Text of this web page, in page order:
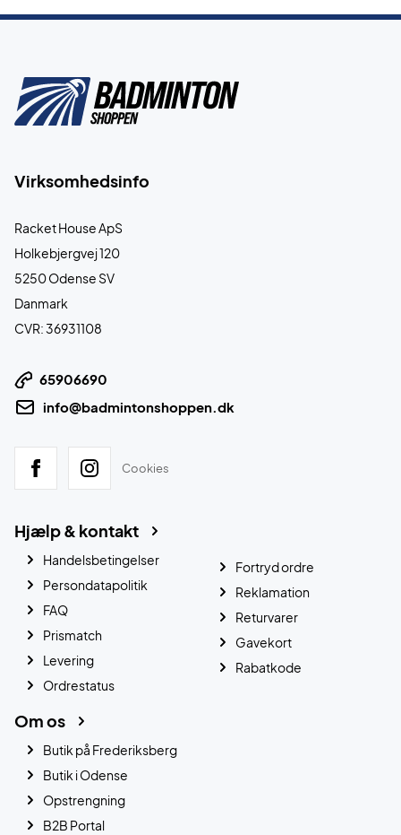
Virksomhedsinfo
Racket House ApS
Holkebjergvej 120
5250 Odense SV
Danmark
CVR: 36931108
65906690
info@badmintonshoppen.dk
Cookies
Hjælp & kontakt
Handelsbetingelser
Persondatapolitik
FAQ
Prismatch
Levering
Ordrestatus
Fortryd ordre
Reklamation
Returvarer
Gavekort
Rabatkode
Om os
Butik på Frederiksberg
Butik i Odense
Opstrengning
B2B Portal